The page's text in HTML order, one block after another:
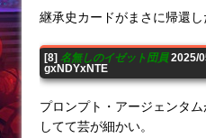
継承史カードがまさに帰還
[8] 名無しのイゼット団員2025/
gxNDYxNTE
プロンプト・アージェンタ
してて芸が細かい。